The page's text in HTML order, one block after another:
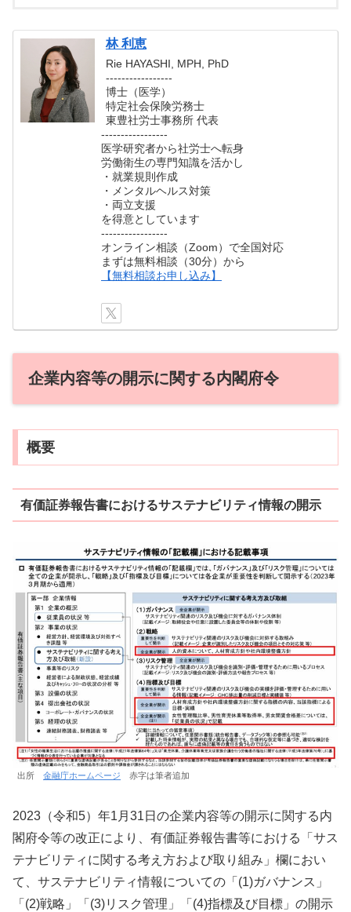
林 利恵
Rie HAYASHI, MPH, PhD
-----------------
博士（医学）
特定社会保険労務士
東豊社労士事務所 代表
-----------------
医学研究者から社労士へ転身
労働衛生の専門知識を活かし
・就業規則作成
・メンタルヘルス対策
・両立支援
を得意としています
-----------------
オンライン相談（Zoom）で全国対応
まずは無料相談（30分）から
【無料相談お申し込み】
企業内容等の開示に関する内閣府令
概要
有価証券報告書におけるサステナビリティ情報の開示
出所 金融庁ホームページ 赤字は筆者追加
2023（令和5）年1月31日の企業内容等の開示に関する内
閣府令等の改正により、有価証券報告書等における「サス
テナビリティに関する考え方および取り組み」欄におい
て、サステナビリティ情報についての「(1)ガバナンス」
「(2)戦略」「(3)リスク管理」「(4)指標及び目標」の開示